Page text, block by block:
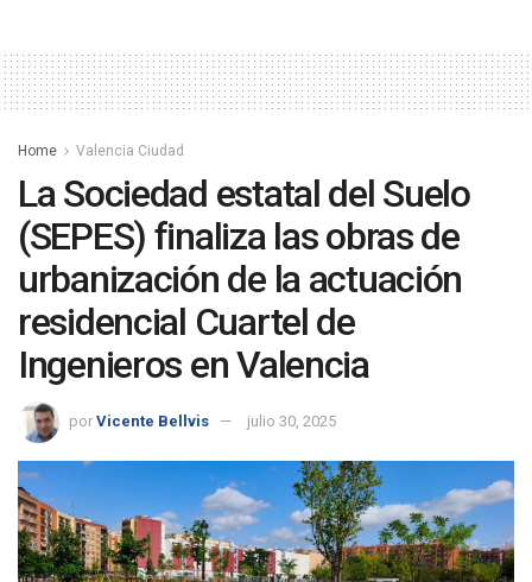
Home Valencia Ciudad
La Sociedad estatal del Suelo
(SEPES) finaliza las obras de
urbanización de la actuación
residencial Cuartel de
Ingenieros en Valencia
por Vicente Bellvis julio 30, 2025